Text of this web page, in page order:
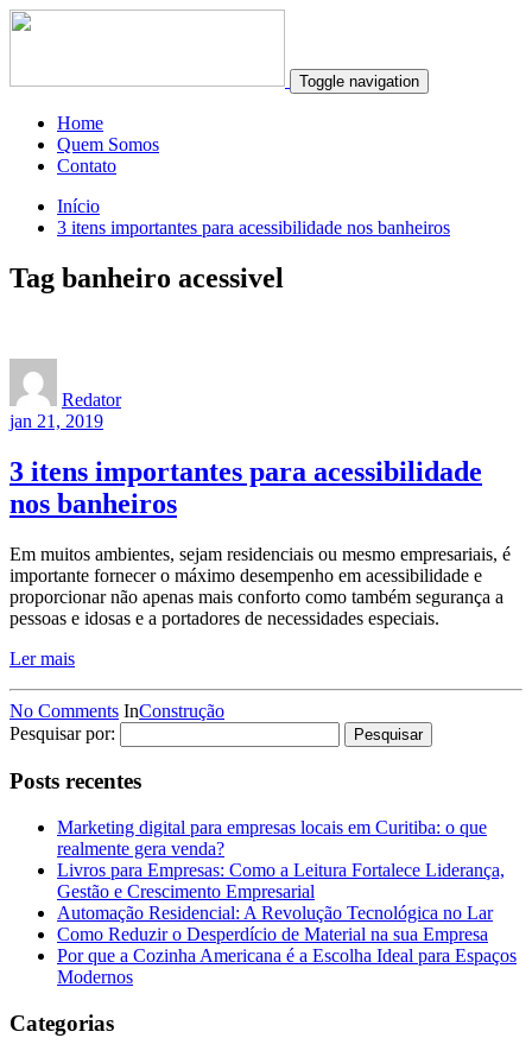
Toggle navigation
Home
Quem Somos
Contato
Início
3 itens importantes para acessibilidade nos banheiros
Tag banheiro acessivel
Redator
jan 21, 2019
3 itens importantes para acessibilidade
nos banheiros
Em muitos ambientes, sejam residenciais ou mesmo empresariais, é
importante fornecer o máximo desempenho em acessibilidade e
proporcionar não apenas mais conforto como também segurança a
pessoas e idosas e a portadores de necessidades especiais.
Ler mais
No Comments InConstrução
Pesquisar por:
Posts recentes
Marketing digital para empresas locais em Curitiba: o que
realmente gera venda?
Livros para Empresas: Como a Leitura Fortalece Liderança,
Gestão e Crescimento Empresarial
Automação Residencial: A Revolução Tecnológica no Lar
Como Reduzir o Desperdício de Material na sua Empresa
Por que a Cozinha Americana é a Escolha Ideal para Espaços
Modernos
Categorias